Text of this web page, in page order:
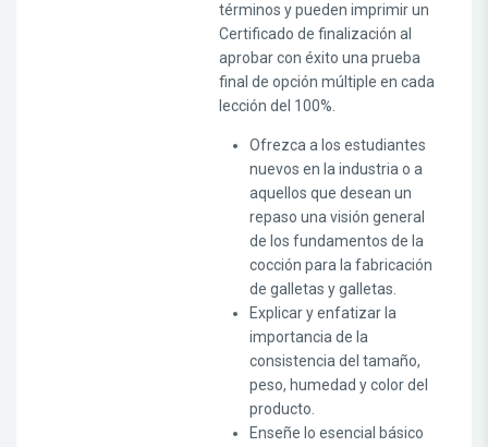
términos y pueden imprimir un
Certificado de finalización al
aprobar con éxito una prueba
final de opción múltiple en cada
lección del 100%.
Ofrezca a los estudiantes
nuevos en la industria o a
aquellos que desean un
repaso una visión general
de los fundamentos de la
cocción para la fabricación
de galletas y galletas.
Explicar y enfatizar la
importancia de la
consistencia del tamaño,
peso, humedad y color del
producto.
Enseñe lo esencial básico